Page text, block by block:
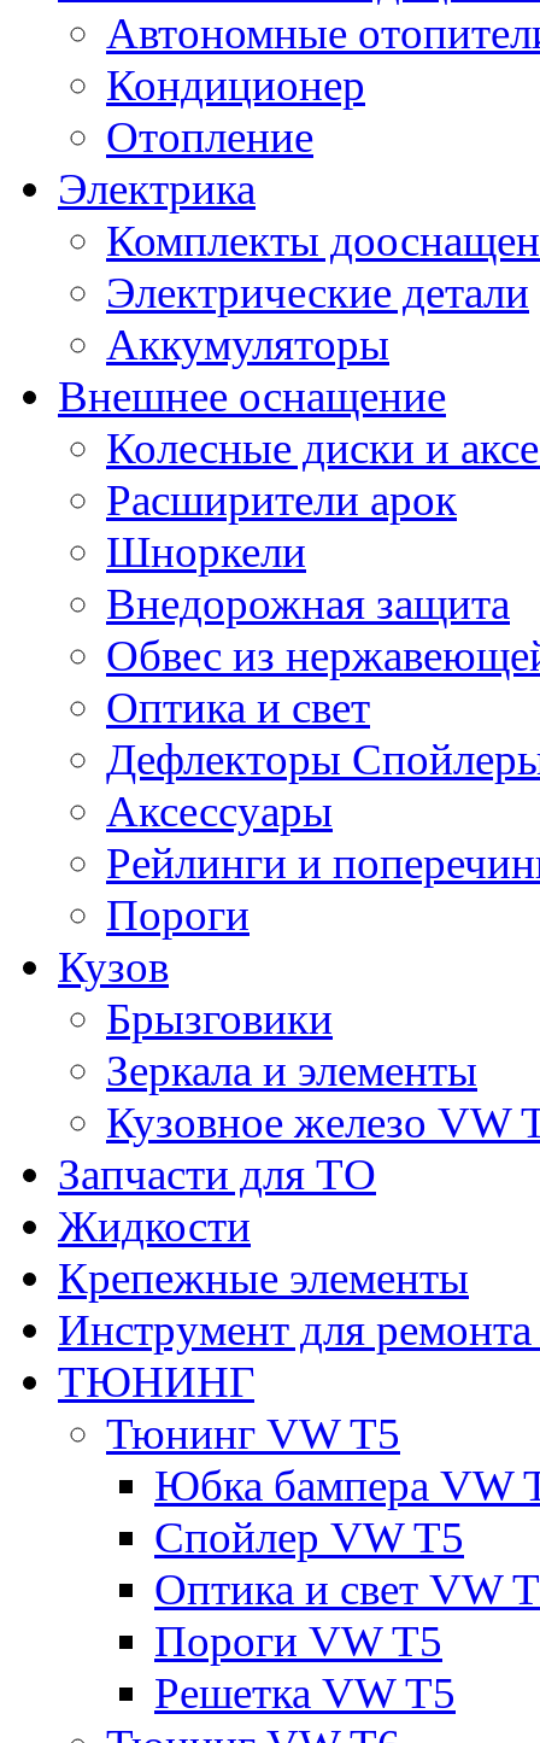
Автономные
Кондиционер
Отопление
Электрика
Комплекты
Электрические детали
Аккумуляторы
Внешнее оснащение
Колесные диски и
Расширители арок
Шноркели
Внедорожная защита
Обвес из
Оптика и свет
Дефлекторы
Аксессуары
Рейлинги и
Пороги
Кузов
Брызговики
Зеркала и элементы
Кузовное железо VW
Запчасти для ТО
Жидкости
Крепежные элементы
Инструмент для
ТЮНИНГ
Тюнинг VW T5
Юбка бампера VW
Спойлер VW T5
Оптика и свет VW
Пороги VW T5
Решетка VW T5